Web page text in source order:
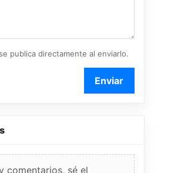
publica directamente al enviarlo.
Enviar
comentarios, sé el